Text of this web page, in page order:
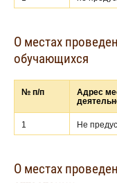
О местах
обучающихся
№ п/п
Адрес
1 Не
О местах